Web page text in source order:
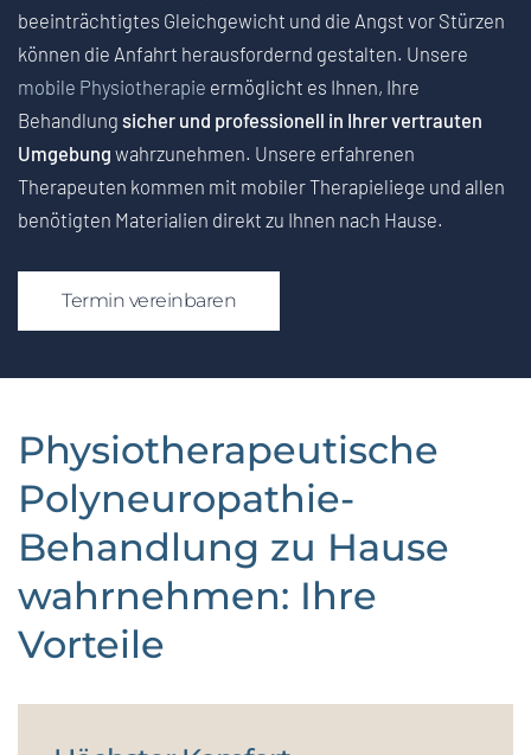
beeinträchtigtes Gleichgewicht und die Angst vor Stürzen
können die Anfahrt herausfordernd gestalten. Unsere
mobile Physiotherapie ermöglicht es Ihnen, Ihre
Behandlung sicher und professionell in Ihrer vertrauten
Umgebung wahrzunehmen. Unsere erfahrenen
Therapeuten kommen mit mobiler Therapieliege und allen
benötigten Materialien direkt zu Ihnen nach Hause.
Termin vereinbaren
Physiotherapeutische
Polyneuropathie-
Behandlung zu Hause
wahrnehmen: Ihre
Vorteile